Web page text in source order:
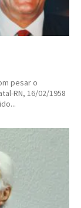
pesar o
RN, 16/02/1958